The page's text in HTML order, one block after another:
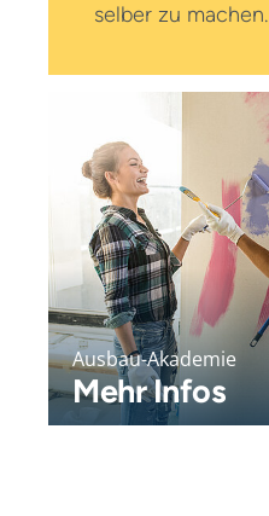
selber zu machen.
Ausbau-Akademie
Mehr Infos